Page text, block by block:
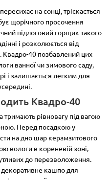
на сонці, тріскається
щорічного просочення
підлоговий горщик такого
і розколюється від
Квадро-40 позбавлений цих
ванної чи зимового саду,
і залишається легким для
Квадро-40
тримають рівновагу під вагою
Перед посадкою у
на дно шар керамзитового
вологи в кореневій зоні,
до перезволоження.
декоративне кашпо для